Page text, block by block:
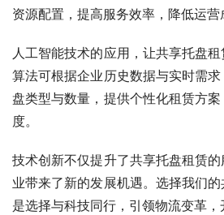
资源配置，提高服务效率，降低运营
人工智能技术的应用，让共享托盘
算法可根据企业历史数据与实时需
盘类型与数量，提供个性化租赁方
度。
技术创新不仅提升了共享托盘租赁
业带来了新的发展机遇。选择我们
是选择与科技同行，引领物流变革，